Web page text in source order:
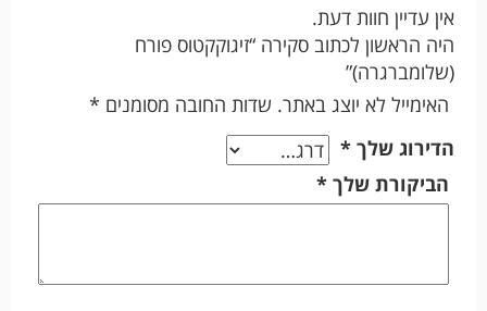
אין עדיין חוות דעת.
היה הראשון לכתוב סקירה “זיגוקקטוס פורח
(שלומברגרה)”
האימייל לא יוצג באתר. שדות החובה מסומנים *
הדירוג שלך *
הביקורת שלך *